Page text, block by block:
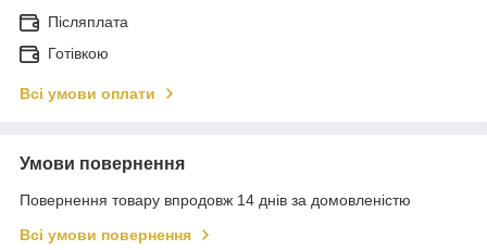
Післяплата
Готівкою
Всі умови оплати
Умови повернення
Повернення товару впродовж 14 днів за домовленістю
Всі умови повернення